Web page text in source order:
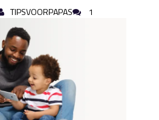
TIPSVOORPAPAS 1